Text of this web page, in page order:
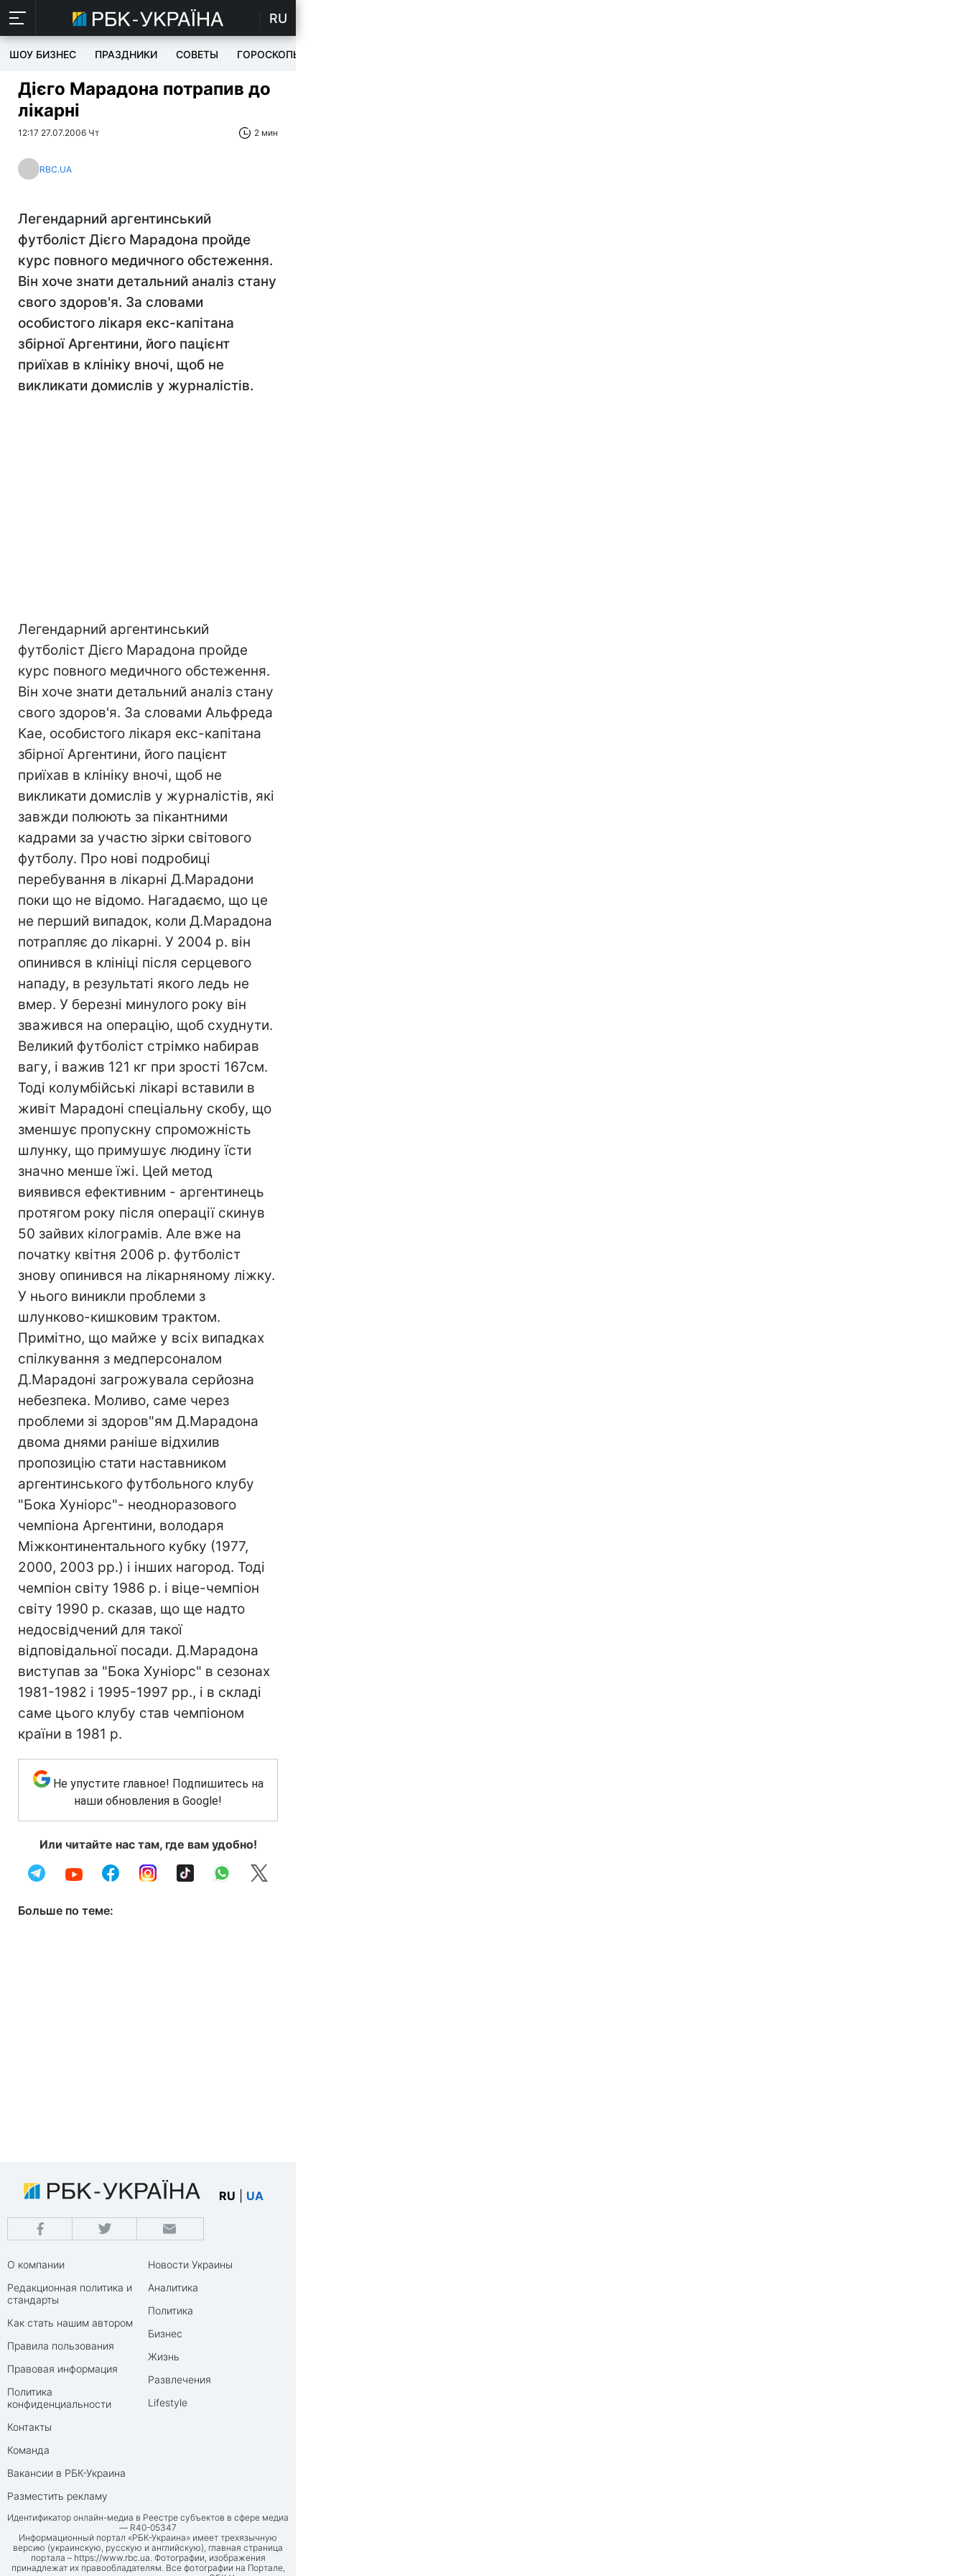
RU
ШОУ БИЗНЕС ПРАЗДНИКИ СОВЕТЫ ГОРОСКОПЫ
Дієго Марадона потрапив до
лікарні
12:17 27.07.2006 Чт 2 мин
RBC.UA
Легендарний аргентинський
футболіст Дієго Марадона пройде
курс повного медичного обстеження.
Він хоче знати детальний аналіз стану
свого здоров'я. За словами
особистого лікаря екс-капітана
збірної Аргентини, його пацієнт
приїхав в клініку вночі, щоб не
викликати домислів у журналістів.
Легендарний аргентинський
футболіст Дієго Марадона пройде
курс повного медичного обстеження.
Він хоче знати детальний аналіз стану
свого здоров'я. За словами Альфреда
Кае, особистого лікаря екс-капітана
збірної Аргентини, його пацієнт
приїхав в клініку вночі, щоб не
викликати домислів у журналістів, які
завжди полюють за пікантними
кадрами за участю зірки світового
футболу. Про нові подробиці
перебування в лікарні Д.Марадони
поки що не відомо. Нагадаємо, що це
не перший випадок, коли Д.Марадона
потрапляє до лікарні. У 2004 р. він
опинився в клініці після серцевого
нападу, в результаті якого ледь не
вмер. У березні минулого року він
зважився на операцію, щоб схуднути.
Великий футболіст стрімко набирав
вагу, і важив 121 кг при зрості 167см.
Тоді колумбійські лікарі вставили в
живіт Марадоні спеціальну скобу, що
зменшує пропускну спроможність
шлунку, що примушує людину їсти
значно менше їжі. Цей метод
виявився ефективним - аргентинець
протягом року після операції скинув
50 зайвих кілограмів. Але вже на
початку квітня 2006 р. футболіст
знову опинився на лікарняному ліжку.
У нього виникли проблеми з
шлунково-кишковим трактом.
Примітно, що майже у всіх випадках
спілкування з медперсоналом
Д.Марадоні загрожувала серйозна
небезпека. Моливо, саме через
проблеми зі здоров"ям Д.Марадона
двома днями раніше відхилив
пропозицію стати наставником
аргентинського футбольного клубу
"Бока Хуніорс"- неодноразового
чемпіона Аргентини, володаря
Міжконтинентального кубку (1977,
2000, 2003 рр.) і інших нагород. Тоді
чемпіон світу 1986 р. і віце-чемпіон
світу 1990 р. сказав, що ще надто
недосвідчений для такої
відповідальної посади. Д.Марадона
виступав за "Бока Хуніорс" в сезонах
1981-1982 і 1995-1997 рр., і в складі
саме цього клубу став чемпіоном
країни в 1981 р.
Не упустите главное! Подпишитесь на
наши обновления в Google!
Или читайте нас там, где вам удобно!
Больше по теме:
RU UA
О компании
Редакционная политика и
стандарты
Как стать нашим автором
Правила пользования
Правовая информация
Политика
конфиденциальности
Контакты
Команда
Вакансии в РБК-Украина
Разместить рекламу
Новости Украины
Аналитика
Политика
Бизнес
Жизнь
Развлечения
Lifestyle
Идентификатор онлайн-медиа в Реестре субъектов в сфере медиа
— R40-05347
Информационный портал «РБК-Украина» имеет трехязычную
версию (украинскую, русскую и английскую), главная страница
портала – https://www.rbc.ua. Фотографии, изображения
принадлежат их правообладателям. Все фотографии на Портале,